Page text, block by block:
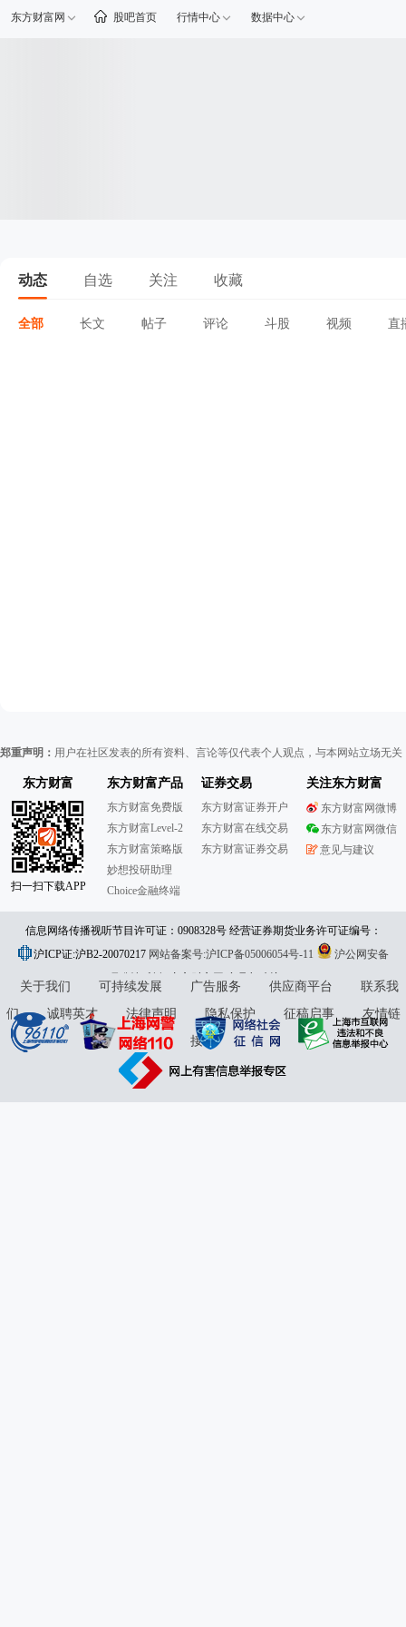
东方财富网 股吧首页 行情中心 数据中心
动态 自选 关注 收藏
全部 长文 帖子 评论 斗股 视频 直
郑重声明： 用户在社区发表的所有资料、言论等仅代表个人观点，与本网站立场无
东方财富
扫一扫下载APP
东方财富产品
东方财富免费版
东方财富Level-2
东方财富策略版
妙想投研助理
Choice金融终端
证券交易
东方财富证券开户
东方财富在线交易
东方财富证券交易
关注东方财富
东方财富网微博
东方财富网微信
意见与建议
信息网络传播视听节目许可证：0908328号 经营证券期货业务许可证编号：
913101046312860336 违法和不良信息举报:021-61278686 举报邮箱：
jubao@eastmoney.com
沪ICP证:沪B2-20070217 网站备案号:沪ICP备05006054号-11
沪公网安备
31010402000120号版权所有:东方财富网意见与建议:4000300059/952500
关于我们 可持续发展 广告服务 供应商平台
联系我
们
诚聘英才 法律声明 隐私保护 征稿启事
友情链
接